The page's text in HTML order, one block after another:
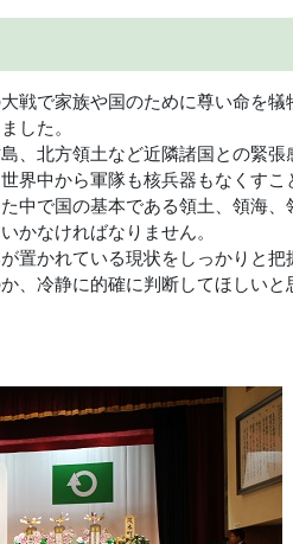
戦で家族や国のために尊い命を犠
した。
、北方領土など近隣諸国との緊張
界中から軍隊も核兵器もなくすこ
中で国の基本である領土、領海、
かなければなりません。
かれている現状をしっかりと把
、冷静に的確に判断してほしいと